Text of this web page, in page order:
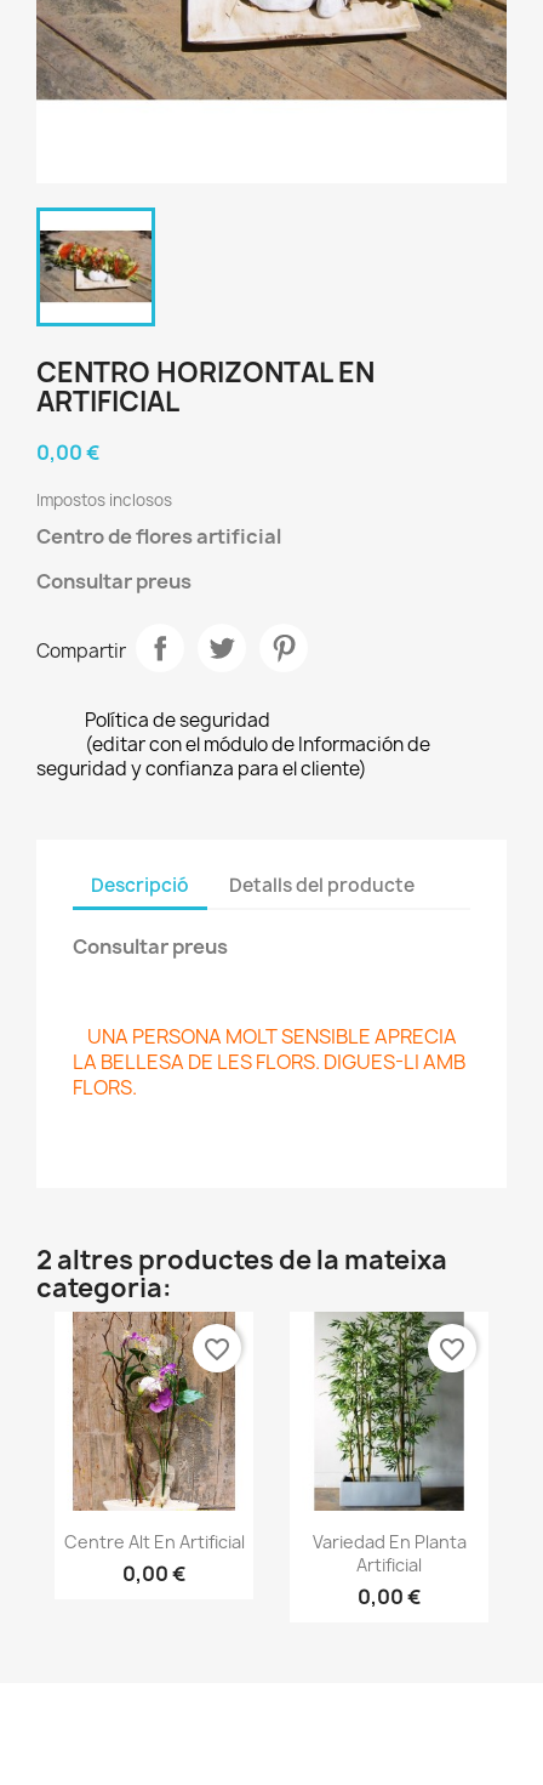
CENTRO HORIZONTAL EN
ARTIFICIAL
0,00 €
Impostos inclosos
Centro de flores artificial
Consultar preus
Compartir
Política de seguridad
(editar con el módulo de Información de
seguridad y confianza para el cliente)
Descripció Detalls del producte
Consultar preus
UNA PERSONA MOLT SENSIBLE APRECIA
LA BELLESA DE LES FLORS. DIGUES-LI AMB
FLORS.
2 altres productes de la mateixa
categoria:
Vista ràpida
Centre Alt En Artificial
0,00 €
favorite_border
Vista ràpida
Variedad En Planta
Artificial
0,00 €
favorite_border